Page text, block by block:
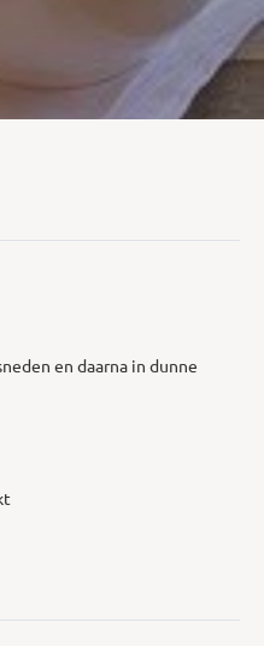
en daarna in dunne